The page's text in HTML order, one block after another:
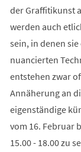
der Graffitikunst
werden auch
sein, in denen
nuancierten
entstehen zwar
Annäherung an
eigenständige
vom 16. Februar
15.00 - 18.00 zu